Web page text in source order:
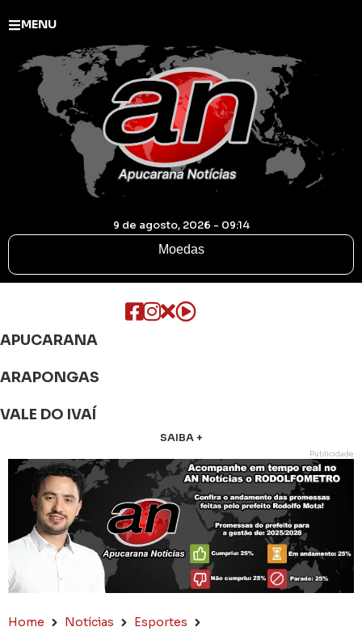
MENU
9 de agosto, 2026 - 09:14
Moedas
APUCARANA
ARAPONGAS
VALE DO IVAÍ
SAIBA +
Publicidade
Home Notícias
Esportes